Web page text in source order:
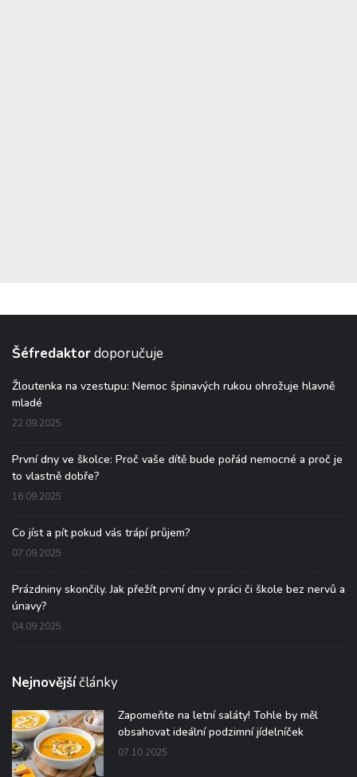
Šéfredaktordoporučuje
Žloutenka na vzestupu: Nemoc špinavých rukou ohrožuje hlavně
mladé
22.09.2025
První dny ve školce: Proč vaše dítě bude pořád nemocné a proč je
to vlastně dobře?
16.09.2025
Co jíst a pít pokud vás trápí průjem?
07.09.2025
Prázdniny skončily. Jak přežít první dny v práci či škole bez nervů a
únavy?
04.09.2025
Nejnovějšíčlánky
Zapomeňte na letní saláty! Tohle by měl
obsahovat ideální podzimní jídelníček
07.10.2025